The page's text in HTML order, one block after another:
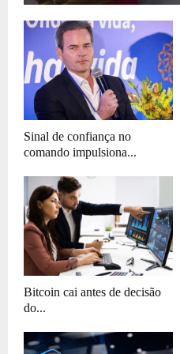
Sinal de confiança no
comando impulsiona...
Bitcoin cai antes de decisão
do...